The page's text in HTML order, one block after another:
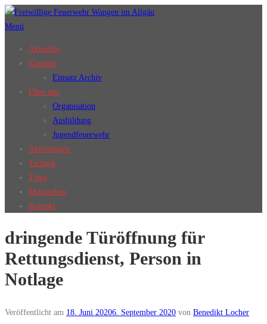
Zum
Inhalt
Menü
Aktuelles
Einsätze
Einsatz Archiv
Über uns
Organisation
Ausbildung
Jugendfeuerwehr
Abteilungen
Technik
Tipps
Mitmachen
Kontakt
dringende Türöffnung für
Rettungsdienst, Person in
Notlage
Veröffentlicht am 18. Juni 20206. September 2020 von Benedikt Locher